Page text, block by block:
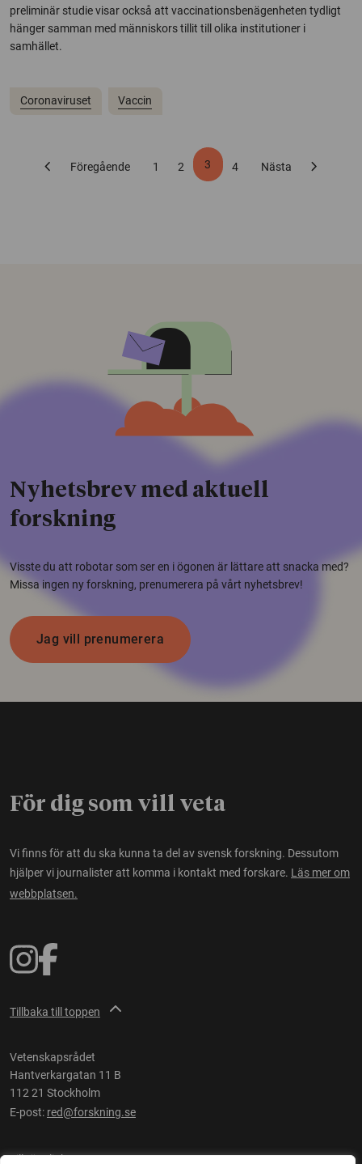
preliminär studie visar också att vaccinationsbenägenheten tydligt
hänger samman med människors tillit till olika institutioner i
samhället.
Coronaviruset Vaccin
chevron_left Föregående 1 2 3 4 Nästa chevron_right
Nyhetsbrev med aktuell
forskning
Visste du att robotar som ser en i ögonen är lättare att snacka med?
Missa ingen ny forskning, prenumerera på vårt nyhetsbrev!
Jag vill prenumerera
För dig som vill veta
Vi finns för att du ska kunna ta del av svensk forskning. Dessutom
hjälper vi journalister att komma i kontakt med forskare. Läs mer om
webbplatsen.
Tillbaka till toppen
Vetenskapsrådet
Hantverkargatan 11 B
112 21 Stockholm
E-post: red@forskning.se
Tillgänglighet